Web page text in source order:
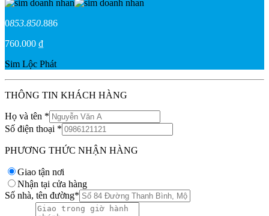
0853.850.886
760.000 ₫
Sim Lộc Phát
THÔNG TIN KHÁCH HÀNG
Họ và tên *
Số điện thoại *
PHƯƠNG THỨC NHẬN HÀNG
Giao tận nơi
Nhận tại cửa hàng
Số nhà, tên đường*